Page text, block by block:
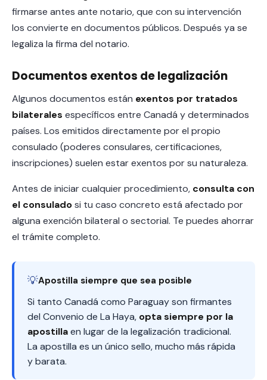
firmarse antes ante notario, que con su intervención
los convierte en documentos públicos. Después ya se
legaliza la firma del notario.
Documentos exentos de legalización
Algunos documentos están exentos por tratados
bilaterales específicos entre Canadá y determinados
países. Los emitidos directamente por el propio
consulado (poderes consulares, certificaciones,
inscripciones) suelen estar exentos por su naturaleza.
Antes de iniciar cualquier procedimiento, consulta con
el consuladosi tu caso concreto está afectado por
alguna exención bilateral o sectorial. Te puedes ahorrar
el trámite completo.
💡Apostilla siempre que sea posible
Si tanto Canadá como Paraguay son firmantes
del Convenio de La Haya, opta siempre por la
apostillaen lugar de la legalización tradicional.
La apostilla es un único sello, mucho más rápida
y barata.